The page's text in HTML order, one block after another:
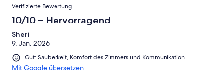
Verifizierte Bewertung
10/10 – Hervorragend
Sheri
9. Jan. 2026
Gut: Sauberkeit, Komfort des Zimmers und Kommunikation
Mit Google übersetzen